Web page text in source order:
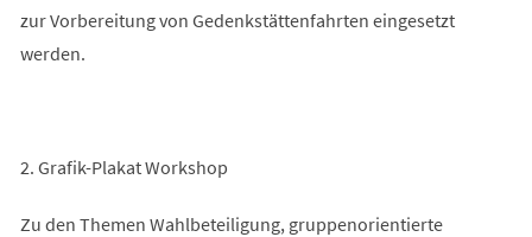
zur Vorbereitung von Gedenkstättenfahrten eingesetzt
werden.
2. Grafik-Plakat Workshop
Zu den Themen Wahlbeteiligung, gruppenorientierte